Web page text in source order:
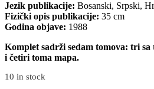
Jezik publikacije: Bosanski, Srpski,
Fizički opis publikacije: 35 cm
Godina objave: 1988
Komplet sadrži sedam tomova: tri
i četiri toma mapa.
10 in stock